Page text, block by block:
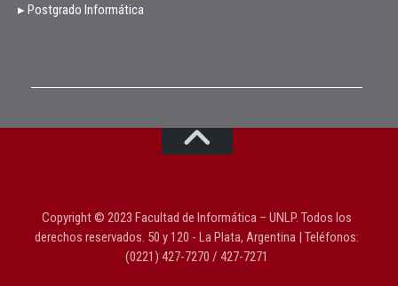
▸ Postgrado Informática
Copyright © 2023 Facultad de Informática – UNLP. Todos los
derechos reservados. 50 y 120 - La Plata, Argentina | Teléfonos:
(0221) 427-7270 / 427-7271